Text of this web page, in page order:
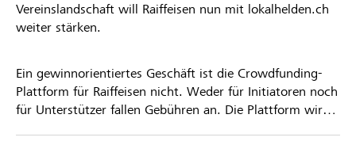
Vereinslandschaft will Raiffeisen nun mit lokalhelden.ch
weiter stärken.
Ein gewinnorientiertes Geschäft ist die Crowdfunding-
Plattform für Raiffeisen nicht. Weder für Initiatoren noch
für Unterstützer fallen Gebühren an. Die Plattform wird